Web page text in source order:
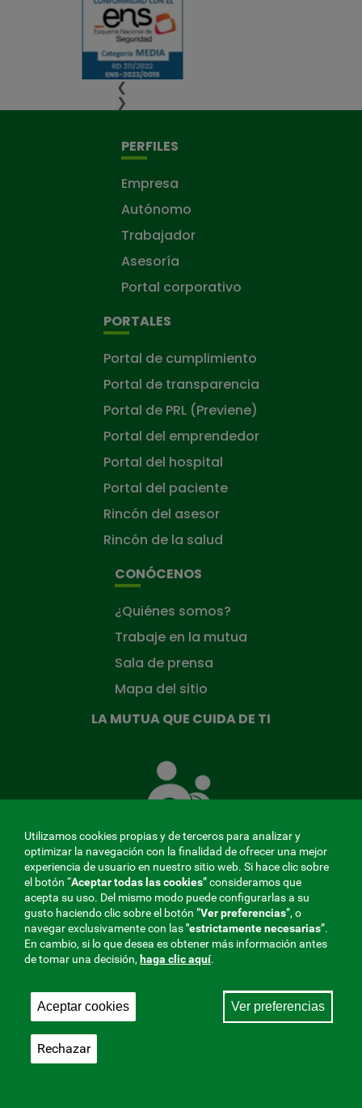
❮
❯
PERFILES
Empresa
Autónomo
Trabajador
Asesoría
Portal corporativo
PORTALES
Portal de cumplimiento
Portal de transparencia
Portal de PRL (Previene)
Portal del emprendedor
Portal del hospital
Portal del paciente
Rincón del asesor
Rincón de la salud
CONÓCENOS
¿Quiénes somos?
Trabaje en la mutua
Sala de prensa
Mapa del sitio
LA MUTUA QUE CUIDA DE TI
Mutua
que
ti
MENÚ
REDES
SOCIALES
V20
Mutua Colaboradora con la Seguridad Social, 275.
Utilizamos cookies propias y de terceros para analizar y
optimizar la navegación con la finalidad de ofrecer una mejor
experiencia de usuario en nuestro sitio web. Si hace clic sobre
el botón “Aceptar todas las cookies” consideramos que
acepta su uso. Del mismo modo puede configurarlas a su
gusto haciendo clic sobre el botón ”Ver preferencias”, o
navegar exclusivamente con las"estrictamentenecesarias”.
En cambio, si lo que desea es obtener más información antes
de tomar una decisión, haga clic aquí.
Aceptar cookies Ver preferencias
Rechazar